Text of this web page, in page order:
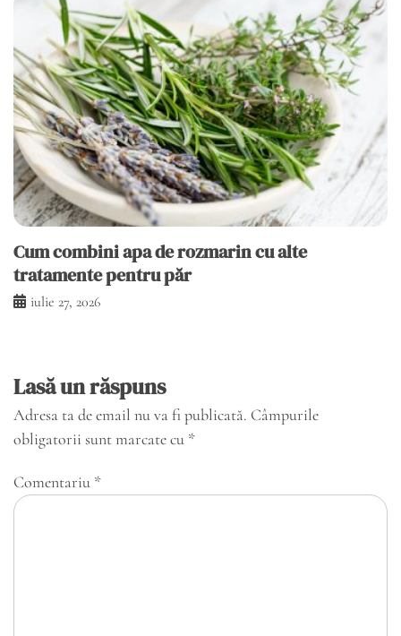
Cum combini apa de rozmarin cu alte
tratamente pentru păr
iulie 27, 2026
Lasă un răspuns
Adresa ta de email nu va fi publicată. Câmpurile
obligatorii sunt marcate cu *
Comentariu *